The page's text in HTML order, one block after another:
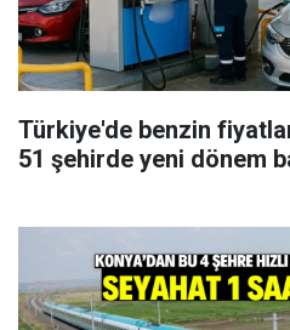
Türkiye'de benzin
51 şehirde yeni dönem